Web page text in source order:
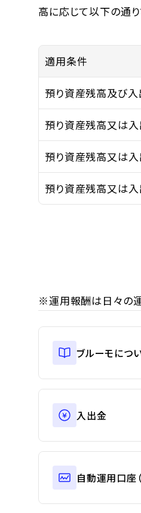
高に応じて以下の通り
適用条件
預り資産残高及び
預り資産残高又は
預り資産残高又は
預り資産残高又は
※運用報酬は日々の
ブルーモにつ
入出金
自動運用口座